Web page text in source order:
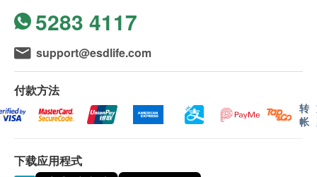
5283 4117
support@esdlife.com
付款方法
转
帐
下载应用程式